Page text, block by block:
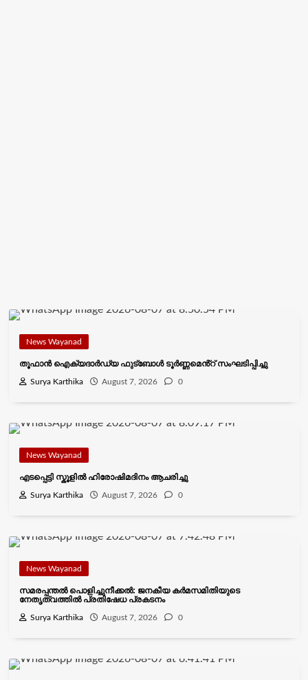
News Wayanad
തൂഫാൻ ഐക്യദാർഡ്യ ഫുട്ബോൾ ടൂർണ്ണമെൻ്റ് സംഘടിപ്പിച്ചു
Surya Karthika August 7, 2026 0
News Wayanad
എടപ്പെട്ടി സ്കൂളിൽ ഹിരോഷിമദിനം ആചരിച്ചു
Surya Karthika August 7, 2026 0
News Wayanad
സമരപ്പന്തൽ പൊളിച്ചുനീക്കൽ: ജനകീയ കർമസമിതിയുടെ
നേതൃത്വത്തിൽ പ്രതിഷേധ പ്രകടനം
Surya Karthika August 7, 2026 0